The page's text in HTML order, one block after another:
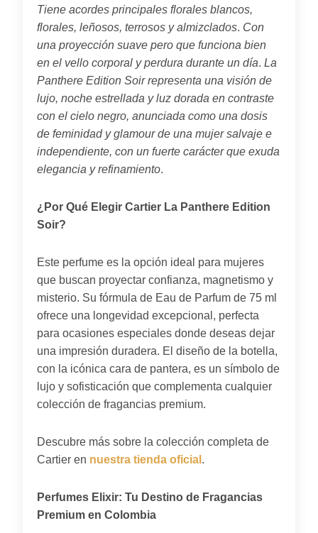
Tiene acordes principales florales blancos,
florales, leñosos, terrosos y almizclados. Con
una proyección suave pero que funciona bien
en el vello corporal y perdura durante un día. La
Panthere Edition Soir representa una visión de
lujo, noche estrellada y luz dorada en contraste
con el cielo negro, anunciada como una dosis
de feminidad y glamour de una mujer salvaje e
independiente, con un fuerte carácter que exuda
elegancia y refinamiento.
¿Por Qué Elegir Cartier La Panthere Edition
Soir?
Este perfume es la opción ideal para mujeres
que buscan proyectar confianza, magnetismo y
misterio. Su fórmula de Eau de Parfum de 75 ml
ofrece una longevidad excepcional, perfecta
para ocasiones especiales donde deseas dejar
una impresión duradera. El diseño de la botella,
con la icónica cara de pantera, es un símbolo de
lujo y sofisticación que complementa cualquier
colección de fragancias premium.
Descubre más sobre la colección completa de
Cartier en nuestra tienda oficial .
Perfumes Elixir: Tu Destino de Fragancias
Premium en Colombia